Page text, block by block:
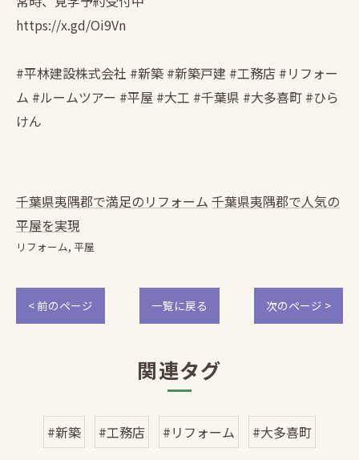
https://x.gd/Oi9Vn
#平林建設株式会社 #新築 #新築戸建 #工務店 #リフォー
ム #ルームツアー #平屋 #大工 #千葉県 #大多喜町 #ひら
けん
千葉県夷隅郡で満足のリフォーム 千葉県夷隅郡で人気の
平屋を実現
リフォーム 平屋
< 前のページ 一覧に戻る 次のページ >
関連タグ
#新築 #工務店 #リフォーム #大多喜町